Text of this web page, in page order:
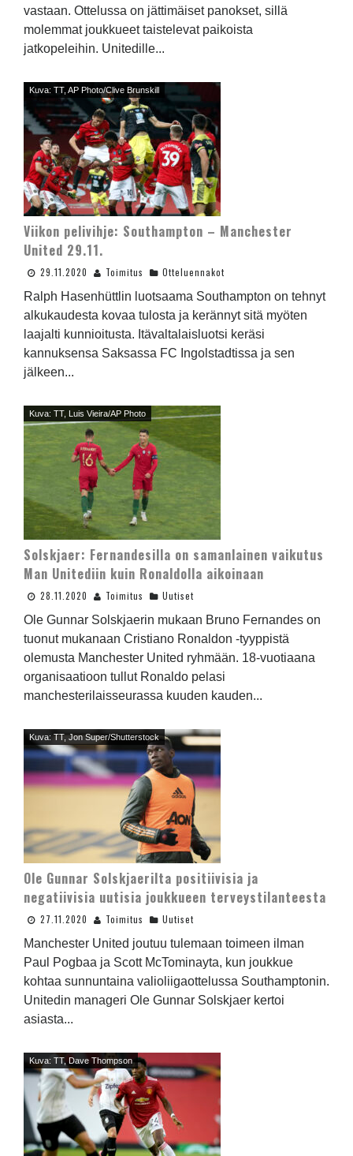
vastaan. Ottelussa on jättimäiset panokset, sillä
molemmat joukkueet taistelevat paikoista
jatkopeleihin. Unitedille...
Kuva: TT, AP Photo/Clive Brunskill
Viikon pelivihje: Southampton – Manchester
United 29.11.
29.11.2020 Toimitus Otteluennakot
Ralph Hasenhüttlin luotsaama Southampton on tehnyt
alkukaudesta kovaa tulosta ja kerännyt sitä myöten
laajalti kunnioitusta. Itävaltalaisluotsi keräsi
kannuksensa Saksassa FC Ingolstadtissa ja sen
jälkeen...
Kuva: TT, Luis Vieira/AP Photo
Solskjaer: Fernandesilla on samanlainen vaikutus
Man Unitediin kuin Ronaldolla aikoinaan
28.11.2020 Toimitus Uutiset
Ole Gunnar Solskjaerin mukaan Bruno Fernandes on
tuonut mukanaan Cristiano Ronaldon -tyyppistä
olemusta Manchester United ryhmään. 18-vuotiaana
organisaatioon tullut Ronaldo pelasi
manchesterilaisseurassa kuuden kauden...
Kuva: TT, Jon Super/Shutterstock
Ole Gunnar Solskjaerilta positiivisia ja
negatiivisia uutisia joukkueen terveystilanteesta
27.11.2020 Toimitus Uutiset
Manchester United joutuu tulemaan toimeen ilman
Paul Pogbaa ja Scott McTominayta, kun joukkue
kohtaa sunnuntaina valioliigaottelussa Southamptonin.
Unitedin manageri Ole Gunnar Solskjaer kertoi
asiasta...
Kuva: TT, Dave Thompson